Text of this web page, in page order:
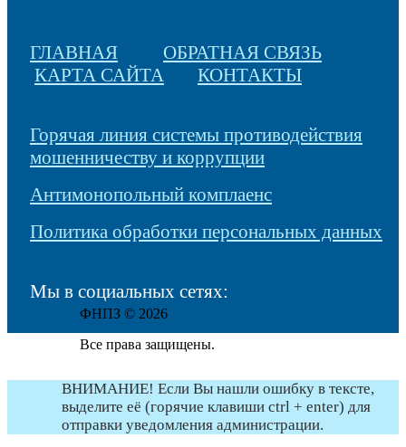
ГЛАВНАЯ
ОБРАТНАЯ СВЯЗЬ
КАРТА САЙТА
КОНТАКТЫ
Горячая линия системы противодействия
мошенничеству и коррупции
Антимонопольный комплаенс
Политика обработки персональных данных
Мы в социальных сетях:
ФНПЗ © 2026
Все права защищены.
ВНИМАНИЕ! Если Вы нашли ошибку в тексте,
выделите её (горячие клавиши ctrl + enter) для
отправки уведомления администрации.